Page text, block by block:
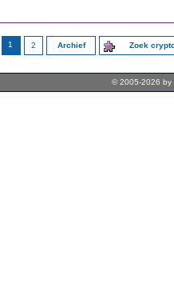
1 2 Archief Zoek
© 2005-2026 by